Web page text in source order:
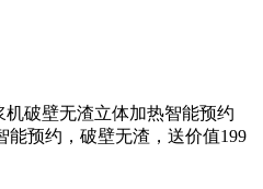
机破壁无渣立体加热智能预约
能预约，破壁无渣，送价值199